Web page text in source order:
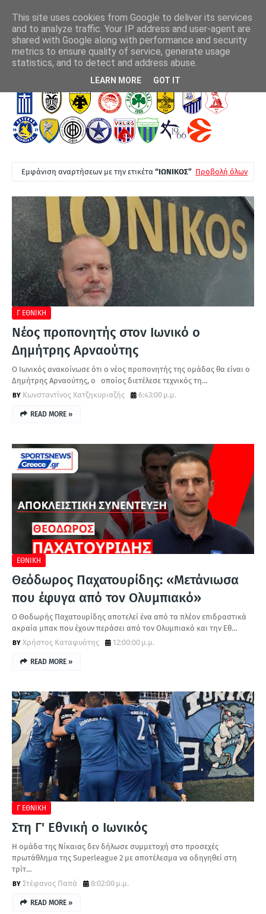
Ε
Υ
Ι
Α
Ν
Ε
Α
Παναιτωλικός: Ενίσχυση με τον έμπειρο Μάρβελους Νακάμπα
Εμφάνιση αναρτήσεων με την ετικέτα ΙΩΝΙΚΟΣ Προβολή όλων
Γ ΕΘΝΙΚΗ
Νέος προπονητής στον Ιωνικό ο
Δημήτρης Αρναούτης
Ο Ιωνικός ανακοίνωσε ότι ο νέος προπονητής της ομάδας θα είναι ο
Δημήτρης Αρναούτης, ο οποίος διετέλεσε τεχνικός τη…
Κωνσταντίνος Χατζηκυριαζής
6:43:00 μ.μ.
READ MORE »
ΕΘΝΙΚΗ
Θεόδωρος Παχατουρίδης: «Μετάνιωσα
που έφυγα από τον Ολυμπιακό»
Ο Θοδωρής Παχατουρίδης αποτελεί ένα από τα πλέον επιδραστικά
ακραία μπακ που έχουν περάσει από τον Ολυμπιακό και την Εθ…
Χρήστος Καταφυότης
12:00:00 μ.μ.
READ MORE »
Γ ΕΘΝΙΚΗ
Στη Γ' Εθνική ο Ιωνικός
Η ομάδα της Νίκαιας δεν δήλωσε συμμετοχή στο προσεχές
πρωτάθλημα της Superleague 2 με αποτέλεσμα να οδηγηθεί στη
τρίτ…
Στέφανος Παπά
8:02:00 μ.μ.
READ MORE »
This site uses cookies from Google to deliver its services
and to analyze traffic. Your IP address and user-agent are
shared with Google along with performance and security
metrics to ensure quality of service, generate usage
statistics, and to detect and address abuse.
LEARN MORE GOT IT